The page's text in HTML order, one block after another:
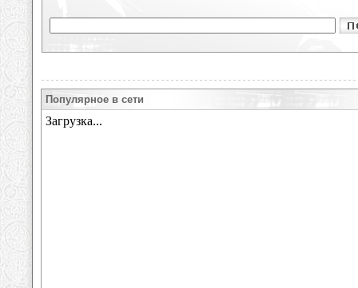
Популярное в сети